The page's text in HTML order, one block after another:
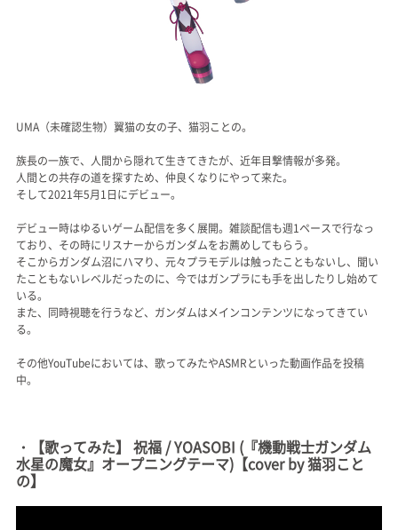
UMA（未確認生物）翼猫の女の子、猫羽ことの。
族長の一族で、人間から隠れて生きてきたが、近年目撃情報が多発。
人間との共存の道を探すため、仲良くなりにやって来た。
そして2021年5月1日にデビュー。
デビュー時はゆるいゲーム配信を多く展開。雑談配信も週1ペースで行なっ
ており、その時にリスナーからガンダムをお薦めしてもらう。
そこからガンダム沼にハマり、元々プラモデルは触ったこともないし、聞い
たこともないレベルだったのに、今ではガンプラにも手を出したりし始めて
いる。
また、同時視聴を行うなど、ガンダムはメインコンテンツになってきてい
る。
その他YouTubeにおいては、歌ってみたやASMRといった動画作品を投稿
中。
・【歌ってみた】 祝福 / YOASOBI (『機動戦士ガンダム
水星の魔女』オープニングテーマ)【cover by 猫羽こと
の】